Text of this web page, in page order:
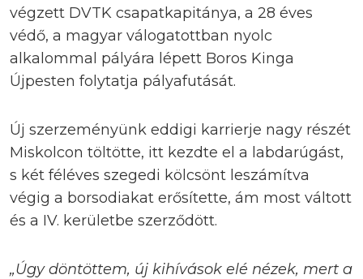
végzett DVTK csapatkapitánya, a 28 éves
védő, a magyar válogatottban nyolc
alkalommal pályára lépett Boros Kinga
Újpesten folytatja pályafutását.
Új szerzeményünk eddigi karrierje nagy részét
Miskolcon töltötte, itt kezdte el a labdarúgást,
s két féléves szegedi kölcsönt leszámítva
végig a borsodiakat erősítette, ám most váltott
és a IV. kerületbe szerződött.
„Úgy döntöttem, új kihívások elé nézek, mert a